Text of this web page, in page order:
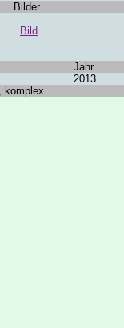
Bilder
...
Bild
Jahr
2013
komplex